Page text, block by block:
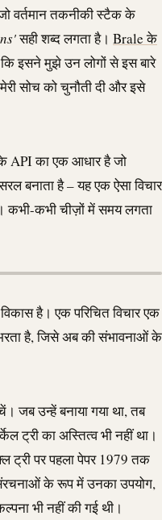
वर्तमान तकनीकी स्टैक के
सही शब्द लगता है। Braleके
इसने मुझे उन लोगों से इस बारे
सोच को चुनौती दी और इसे
APIका एक आधार है जो
बनाता है – यह एक ऐसा विचार
कभी चीज़ों में समय लगता
है। एक परिचित विचार एक
है, जिसे अब की संभावनाओं के
जब उन्हें बनाया गया था, तब
ट्री का अस्तित्व भी नहीं था।
ट्री पर पहला पेपर 1979 तक
के रूप में उनका उपयोग,
भी नहीं की गई थी।